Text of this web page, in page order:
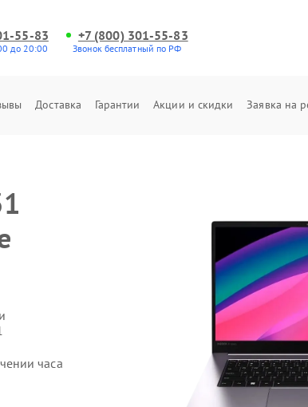
55-83
до 20:00
+7 (800) 301-55-83
Звонок бесплатный по РФ
Доставка Гарантии Акции и скидки Заявка на
часа